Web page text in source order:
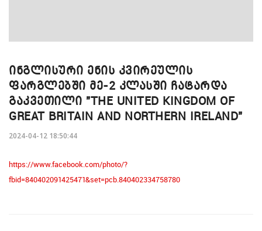
ᲘᲜᲒᲚᲘᲡᲣᲠᲘ ᲔᲜᲘᲡ ᲙᲕᲘᲠᲔᲣᲚᲘᲡ
ᲤᲐᲠᲒᲚᲔᲑᲨᲘ ᲛᲔ-2 ᲙᲚᲐᲡᲨᲘ ᲩᲐᲢᲐᲠᲓᲐ
ᲒᲐᲙᲕᲔᲗᲘᲚᲘ "THE UNITED KINGDOM OF
GREAT BRITAIN AND NORTHERN IRELAND"
2024-04-12 18:50:44
https://www.facebook.com/photo/?
fbid=840402091425471&set=pcb.840402334758780